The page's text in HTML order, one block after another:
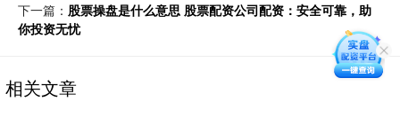
下一篇： 股票操盘是什么意思 股票配资公司配资：安全可靠，助
你投资无忧
相关文章